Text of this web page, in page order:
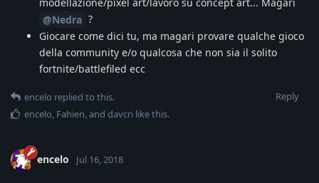
@Nedra ?
Giocare come dici tu, ma magari provare qualche gioco
della community e/o qualcosa che non sia il solito
fortnite/battlefiled ecc
Reply
encelo replied to this.
encelo, Fahien, and davcri like this.
encelo Jul 16, 2018